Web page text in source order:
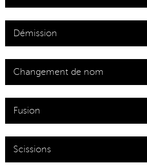
Démission
Changement de nom
Fusion
Scissions